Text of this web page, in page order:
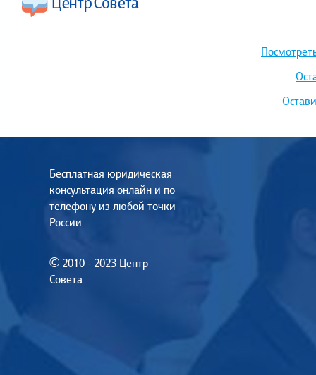
Бесплатная юридическая
консультация онлайн и по
телефону из любой точки
России
© 2010 - 2023 Центр
Совета